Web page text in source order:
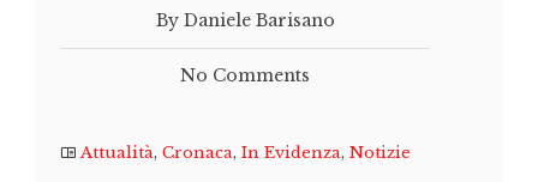
By Daniele Barisano
No Comments
Attualità, Cronaca, In Evidenza, Notizie